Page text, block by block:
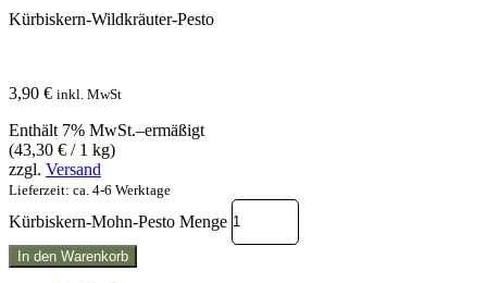
Kürbiskern-Wildkräuter-Pesto
3,90 € inkl. MwSt
Enthält 7% MwSt.–ermäßigt
(43,30 € / 1 kg)
zzgl. Versand
Lieferzeit: ca. 4-6 Werktage
Kürbiskern-Mohn-Pesto Menge
In den Warenkorb